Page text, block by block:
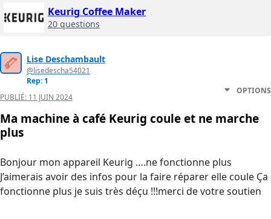
Keurig Coffee Maker
20 questions
Lise Deschambault
@lisedescha54021
Rep: 1
PUBLIÉ: 11 JUIN 2024
OPTIONS
Ma machine à café Keurig coule et ne marche
plus
Bonjour mon appareil Keurig ….ne fonctionne plus
J’aimerais avoir des infos pour la faire réparer elle coule Ça
fonctionne plus je suis très déçu !!!merci de votre soutien